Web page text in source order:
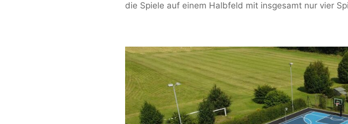
die Spiele auf einem Halbfeld mit insgesamt nur vier